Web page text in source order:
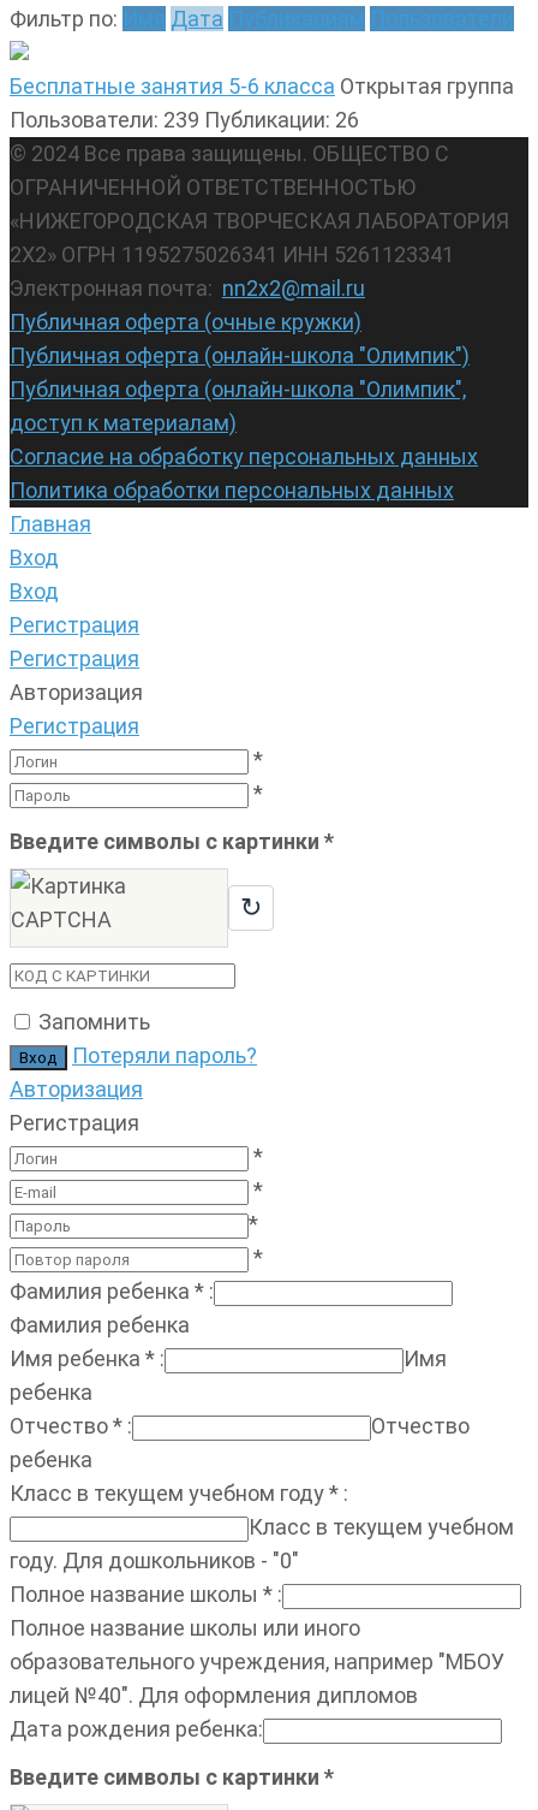
Фильтр по: Имя Дата Публикациям Пользователи
Бесплатные занятия 5-6 класса Открытая группа
Пользователи: 239 Публикации: 26
© 2024 Все права защищены. ОБЩЕСТВО С
ОГРАНИЧЕННОЙ ОТВЕТСТВЕННОСТЬЮ
«НИЖЕГОРОДСКАЯ ТВОРЧЕСКАЯ ЛАБОРАТОРИЯ
2Х2» ОГРН 1195275026341 ИНН 5261123341
Электронная почта: nn2x2@mail.ru
Публичная оферта (очные кружки)
Публичная оферта (онлайн-школа "Олимпик")
Публичная оферта (онлайн-школа "Олимпик",
доступ к материалам)
Согласие на обработку персональных данных
Политика обработки персональных данных
Главная
Вход
Вход
Регистрация
Регистрация
Авторизация
Регистрация
*
*
Введите символы с картинки *
↻
Запомнить
Потеряли пароль?
Авторизация
Регистрация
*
*
*
*
Фамилия ребенка * :
Фамилия ребенка
Имя ребенка * :
Имя
ребенка
Отчество* :
Отчество
ребенка
Класс в текущем учебном году* :
Класс в текущем учебном
году. Для дошкольников - "0"
Полное название школы * :
Полное название школы или иного
образовательного учреждения, например "МБОУ
лицей №40". Для оформления дипломов
Дата рождения ребенка:
Введите символы с картинки *